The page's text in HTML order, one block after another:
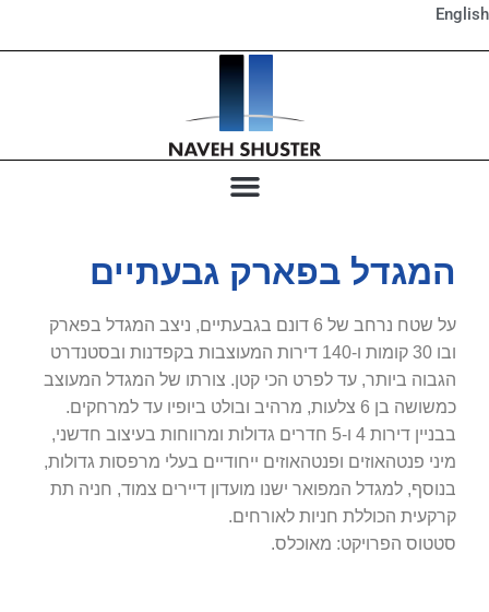
English
המגדל בפארק גבעתיים
על שטח נרחב של 6 דונם בגבעתיים, ניצב המגדל בפארק
ובו 30 קומות ו-140 דירות המעוצבות בקפדנות ובסטנדרט
הגבוה ביותר, עד לפרט הכי קטן. צורתו של המגדל המעוצב
כמשושה בן 6 צלעות, מרהיב ובולט ביופיו עד למרחקים.
בבניין דירות 4 ו-5 חדרים גדולות ומרווחות בעיצוב חדשני,
מיני פנטהאוזים ופנטהאוזים ייחודיים בעלי מרפסות גדולות,
בנוסף, למגדל המפואר ישנו מועדון דיירים צמוד, חניה תת
קרקעית הכוללת חניות לאורחים.
סטטוס הפרויקט: מאוכלס.